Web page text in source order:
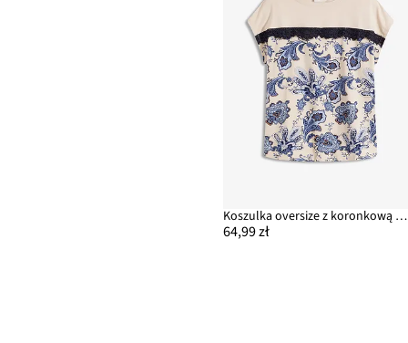
Koszulka oversize z koronkową tasiemką
64,99 zł